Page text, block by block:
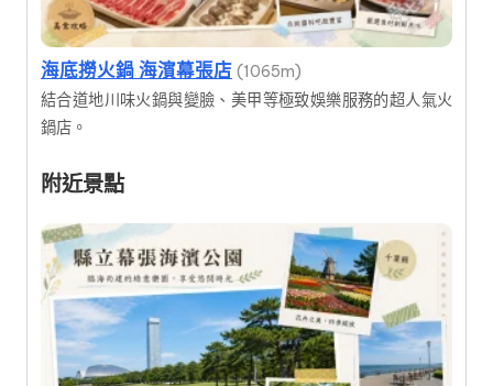
海底撈火鍋 海濱幕張店 (1065m)
結合道地川味火鍋與變臉、美甲等極致娛樂服務的超人氣火
鍋店。
附近景點